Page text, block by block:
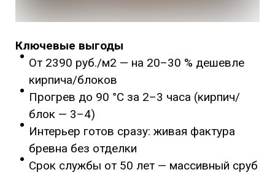
Ключевые выгоды
От 2390 руб./м2 — на 20–30 % дешевле
кирпича/блоков
Прогрев до 90 °C за 2–3 часа (кирпич/
блок — 3–4)
Интерьер готов сразу: живая фактура
бревна без отделки
Срок службы от 50 лет — массивный сруб